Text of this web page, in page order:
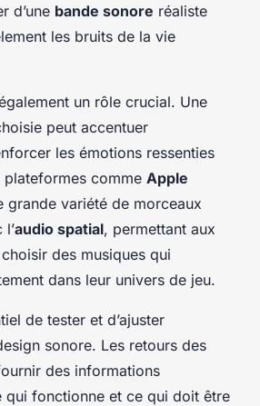
d’une bande sonore réaliste
les bruits de la vie
un rôle crucial. Une
peut accentuer
les émotions ressenties
plateformes comme Apple
grande variété de morceaux
audio spatial, permettant aux
des musiques qui
dans leur univers de jeu.
de tester et d’ajuster
sonore. Les retours des
des informations
qui fonctionne et ce qui doit être